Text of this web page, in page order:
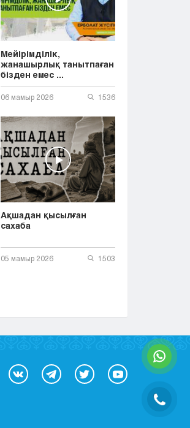
Мейірімділік,
жанашырлық танытпаған
бізден емес ...
06 мамыр 2026 1536
Ақшадан қысылған
сахаба
05 мамыр 2026 1503